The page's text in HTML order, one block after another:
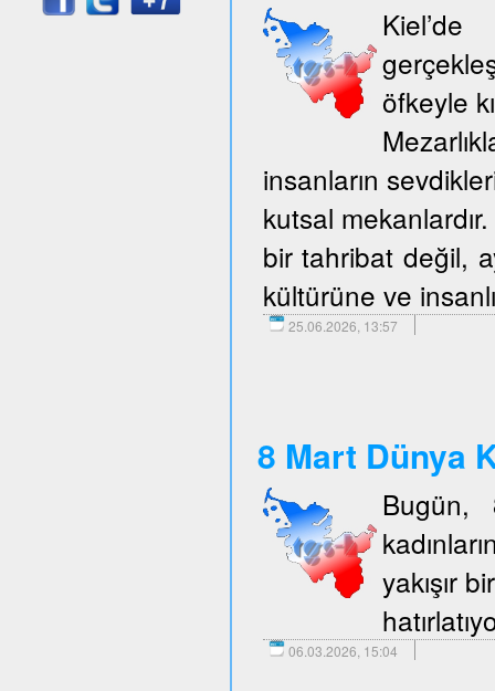
öfkeyle
insanların
kutsal
bir tahribat değil,
kültürüne ve
25.06.2026, 13:57
8 Mart Dünya
Bugün,
yakışır
06.03.2026, 15:04